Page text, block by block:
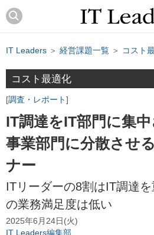
IT Leaders ＞ 経営課題一覧 ＞ コスト
コスト最適化
調査・レポート
IT調達をIT部門に集中
事業部門に分散させ
ナー
ITリーダーの8割はIT調達
の業務満足度は低い
2025年6月24日(火)
IT Leaders編集部